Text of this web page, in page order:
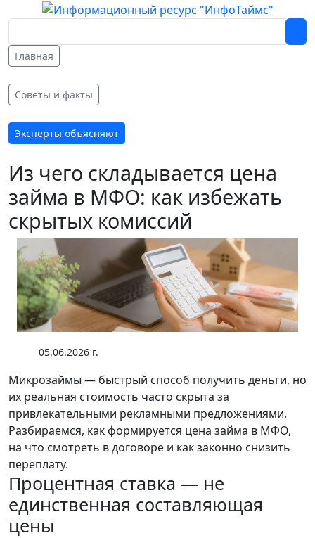
Главная
Советы и факты
Эксперты объясняют
Из чего складывается цена
займа в МФО: как избежать
скрытых комиссий
05.06.2026 г.
Микрозаймы — быстрый способ получить деньги, но
их реальная стоимость часто скрыта за
привлекательными рекламными предложениями.
Разбираемся, как формируется цена займа в МФО,
на что смотреть в договоре и как законно снизить
переплату.
Процентная ставка — не
единственная составляющая
цены